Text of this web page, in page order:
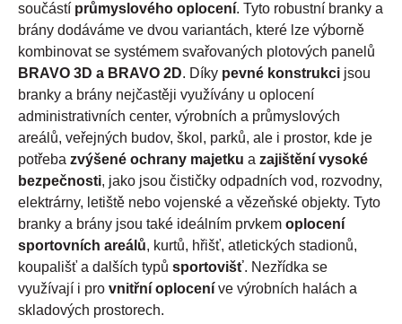
součástí průmyslového oplocení. Tyto robustní branky a
brány dodáváme ve dvou variantách, které lze výborně
kombinovat se systémem svařovaných plotových panelů
BRAVO 3D a BRAVO 2D. Díky pevné konstrukci jsou
branky a brány nejčastěji využívány u oplocení
administrativních center, výrobních a průmyslových
areálů, veřejných budov, škol, parků, ale i prostor, kde je
potřeba zvýšené ochrany majetku a zajištění vysoké
bezpečnosti, jako jsou čističky odpadních vod, rozvodny,
elektrárny, letiště nebo vojenské a vězeňské objekty. Tyto
branky a brány jsou také ideálním prvkem oplocení
sportovních areálů, kurtů, hřišť, atletických stadionů,
koupališť a dalších typů sportovišť. Nezřídka se
využívají i pro vnitřní oplocení ve výrobních halách a
skladových prostorech.